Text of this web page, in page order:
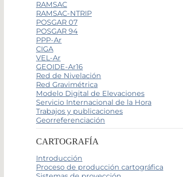
RAMSAC
RAMSAC-NTRIP
POSGAR 07
POSGAR 94
PPP-Ar
CIGA
VEL-Ar
GEOIDE-Ar16
Red de Nivelación
Red Gravimétrica
Modelo Digital de Elevaciones
Servicio Internacional de la Hora
Trabajos y publicaciones
Georreferenciación
CARTOGRAFÍA
Introducción
Proceso de producción cartográfica